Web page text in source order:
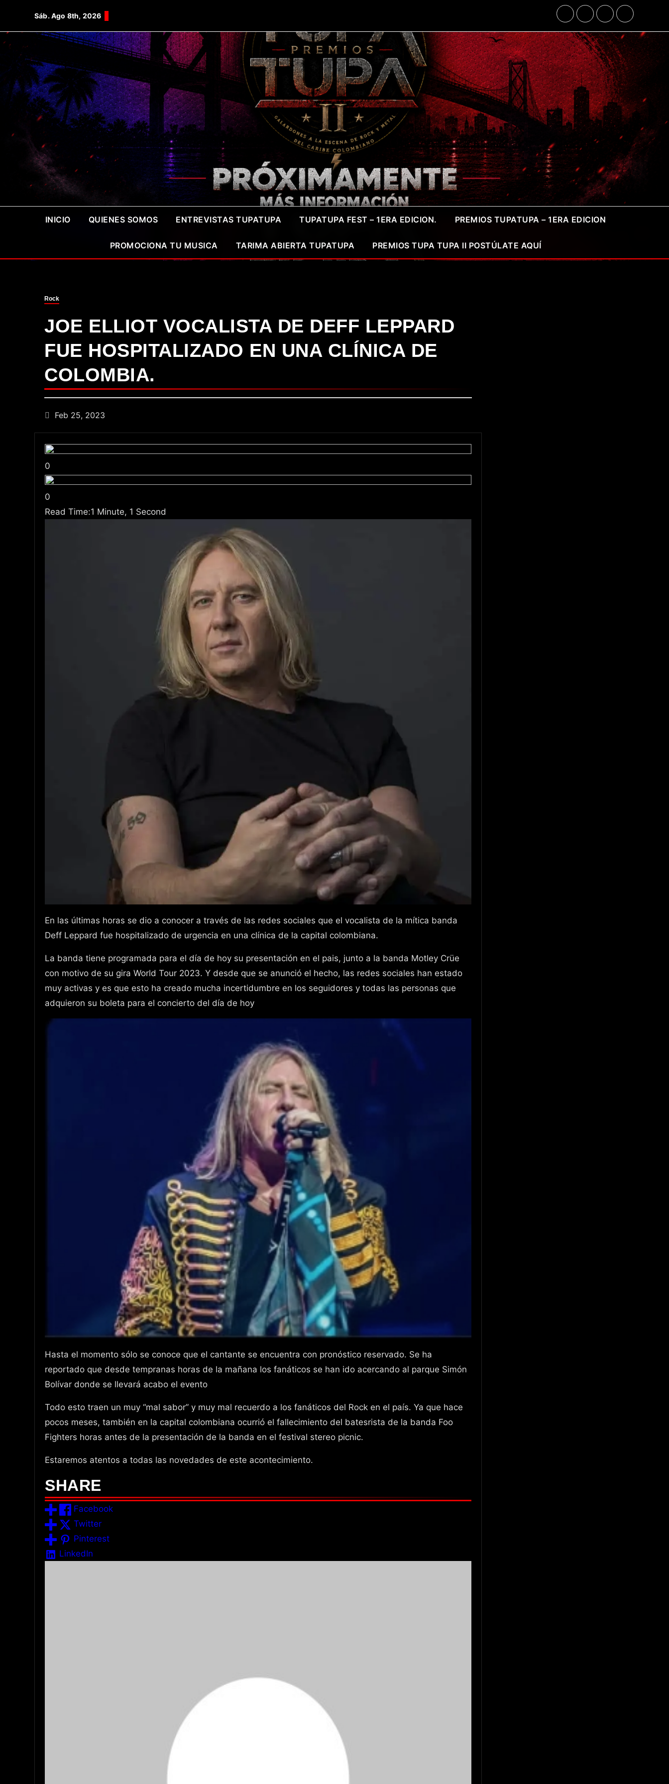
contenido
Sáb. Ago 8th, 2026
INICIO QUIENES SOMOS ENTREVISTAS TUPATUPA TUPATUPA FEST – 1ERA EDICION. PREMIOS TUPATUPA – 1ERA EDICION
PROMOCIONA TU MUSICA TARIMA ABIERTA TUPATUPA PREMIOS TUPA TUPA II POSTÚLATE AQUÍ
Rock
JOE ELLIOT VOCALISTA DE DEFF LEPPARD
FUE HOSPITALIZADO EN UNA CLÍNICA DE
COLOMBIA.
Feb 25, 2023
0
0
Read Time:1 Minute, 1 Second
En las últimas horas se dio a conocer a través de las redes sociales que el vocalista de la mítica banda
Deff Leppard fue hospitalizado de urgencia en una clínica de la capital colombiana.
La banda tiene programada para el día de hoy su presentación en el pais, junto a la banda Motley Crüe
con motivo de su gira World Tour 2023. Y desde que se anunció el hecho, las redes sociales han estado
muy activas y es que esto ha creado mucha incertidumbre en los seguidores y todas las personas que
adquieron su boleta para el concierto del día de hoy
Hasta el momento sólo se conoce que el cantante se encuentra con pronóstico reservado. Se ha
reportado que desde tempranas horas de la mañana los fanáticos se han ido acercando al parque Simón
Bolívar donde se llevará acabo el evento
Todo esto traen un muy “mal sabor” y muy mal recuerdo a los fanáticos del Rock en el país. Ya que hace
pocos meses, también en la capital colombiana ocurrió el fallecimiento del batesrista de la banda Foo
Fighters horas antes de la presentación de la banda en el festival stereo picnic.
Estaremos atentos a todas las novedades de este acontecimiento.
SHARE
Facebook
Twitter
Pinterest
LinkedIn